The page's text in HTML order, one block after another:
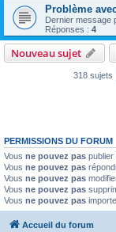
Problème
Dernier message
Réponses : 4
Nouveau sujet
318 sujets
PERMISSIONS DU FORUM
Vous ne pouvez pas
Vous ne pouvez pas
Vous ne pouvez pas
Vous ne pouvez pas
Vous ne pouvez pas
Accueil du forum